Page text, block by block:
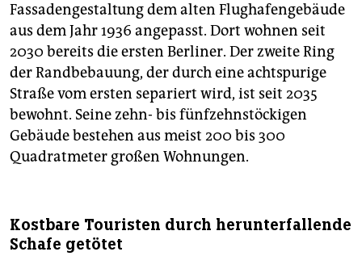
Fassadengestaltung dem alten Flughafengebäude
aus dem Jahr 1936 angepasst. Dort wohnen seit
2030 bereits die ersten Berliner. Der zweite Ring
der Randbebauung, der durch eine achtspurige
Straße vom ersten separiert wird, ist seit 2035
bewohnt. Seine zehn- bis fünfzehnstöckigen
Gebäude bestehen aus meist 200 bis 300
Quadratmeter großen Wohnungen.
Kostbare Touristen durch herunterfallende
Schafe getötet